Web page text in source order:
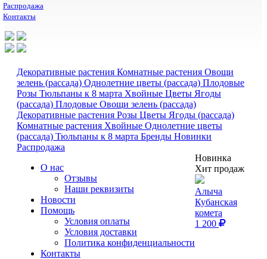
Распродажа
Контакты
Декоративные растения Комнатные растения Овощи
зелень (рассада) Однолетние цветы (рассада) Плодовые
Розы Тюльпаны к 8 марта Хвойные Цветы Ягоды
(рассада) Плодовые Овощи зелень (рассада)
Декоративные растения Розы Цветы Ягоды (рассада)
Комнатные растения Хвойные Однолетние цветы
(рассада) Тюльпаны к 8 марта Бренды Новинки
Распродажа
О нас
Отзывы
Наши реквизиты
Новости
Помощь
Условия оплаты
Условия доставки
Политика конфиденциальности
Контакты
Новинка
Хит продаж
Алыча
Кубанская
комета
1 200